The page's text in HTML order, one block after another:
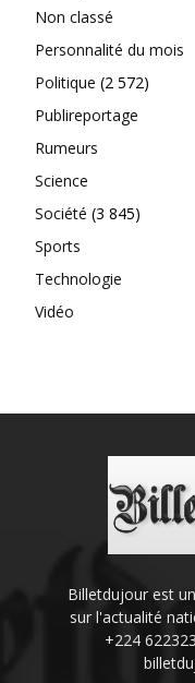
Non classé
Personnalité du mois
Politique (2 572)
Publireportage
Rumeurs
Science
Société (3 845)
Sports
Technologie
Vidéo
Billetdujour est
sur l'actualité
+224